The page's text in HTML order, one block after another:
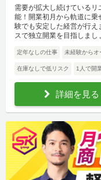
需要が拡大し続けている
能！開業初月から軌道に
験でも安定した経営が行
スで独立開業を目指しまし
定年なしの仕事 未経験からオ
在庫なしで低リスク 1人で開
詳細を見る